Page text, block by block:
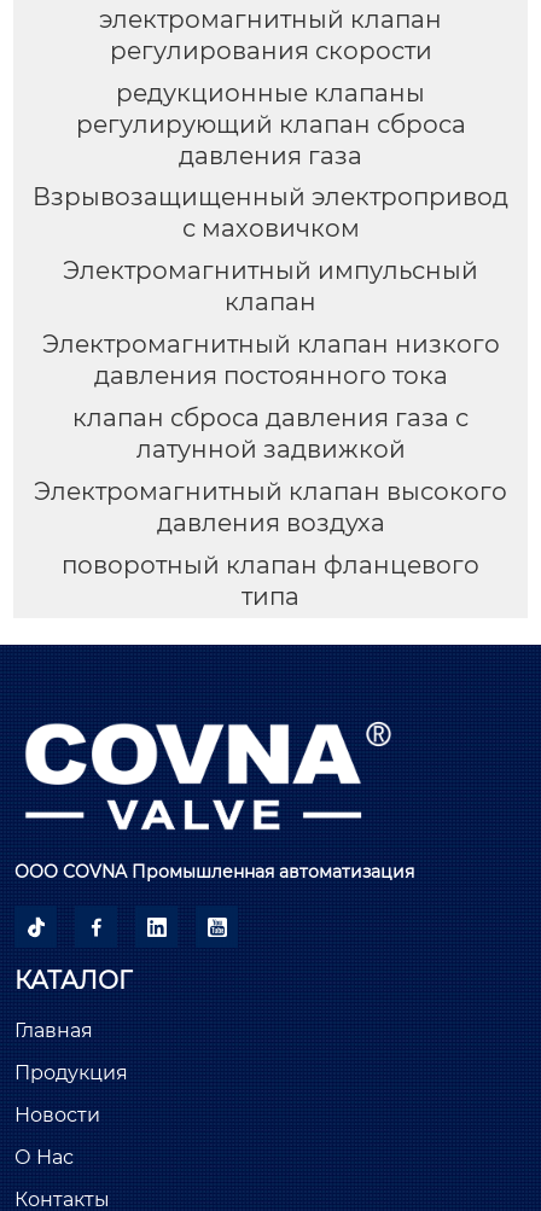
электромагнитный клапан
регулирования скорости
редукционные клапаны
регулирующий клапан сброса
давления газа
Взрывозащищенный электропривод
с маховичком
Электромагнитный импульсный
клапан
Электромагнитный клапан низкого
давления постоянного тока
клапан сброса давления газа с
латунной задвижкой
Электромагнитный клапан высокого
давления воздуха
поворотный клапан фланцевого
типа
ООО COVNA Промышленная автоматизация
   
КАТАЛОГ
Главная
Продукция
Новости
О Нас
Контакты